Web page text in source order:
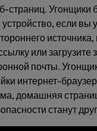
страниц. Угонщики
если вы
или загрузите
почты.
интернет-
домашняя
станут